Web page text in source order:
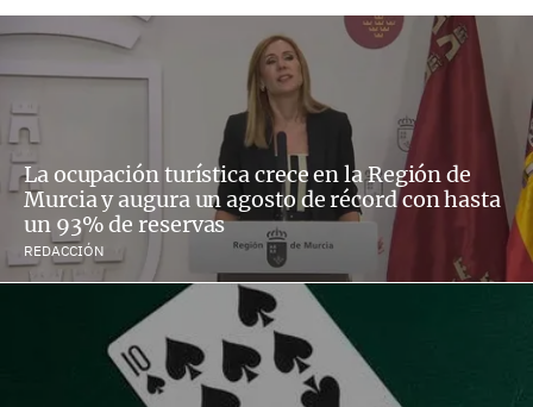
La ocupación turística crece en la Región de
Murcia y augura un agosto de récord con hasta
un 93% de reservas
REDACCIÓN